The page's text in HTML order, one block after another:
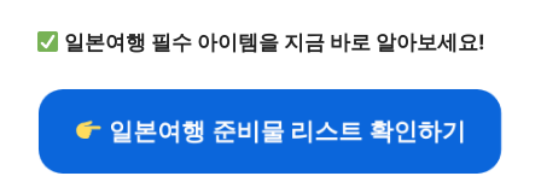
일본여행 필수 아이템을 지금 바로 알아보세요!
일본여행 준비물 리스트 확인하기